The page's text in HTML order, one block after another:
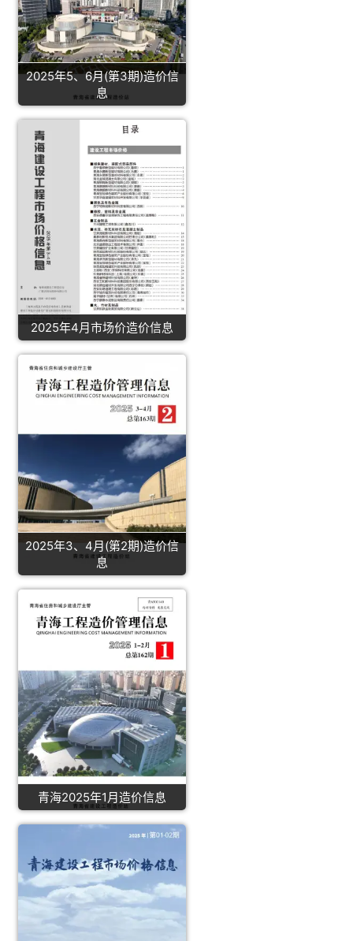
2025年5、6月(第3期)造价信
息
2025年4月市场价造价信息
2025年3、4月(第2期)造价信
息
青海2025年1月造价信息